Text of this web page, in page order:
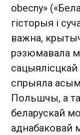
obecny»
гісторыя і
важна,
рэзюмавала
спрыяла
Польшчы, а
беларускай
аднабаковай